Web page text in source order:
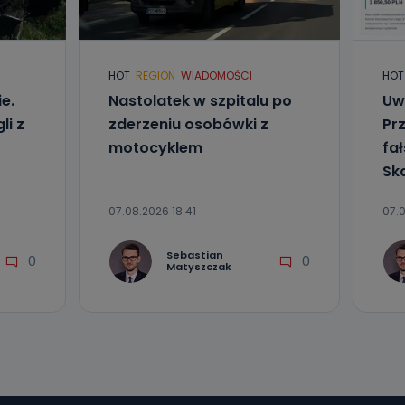
od
żądania
z
0
HOT REGION WIADOMOŚCI
Nastolatek w szpitalu po
zderzeniu osobówki z
motocyklem
07.08.2026 18:41
Sebastian
Matyszczak
0
HOT